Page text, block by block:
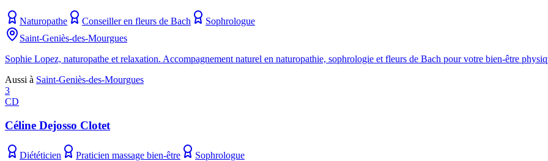
Naturopathe Conseiller en fleurs de Bach
Sophrologue
Saint-Geniès-des-Mourgues
Sophie Lopez, naturopathe et relaxation. Accompagnement naturel en naturopathie, sophrologie et fleurs de Bach pour votre bien-être
Aussi à Saint-Geniès-des-Mourgues
3
CD
Céline Dejosso Clotet
Diététicien Praticien massage bien-être
Sophrologue